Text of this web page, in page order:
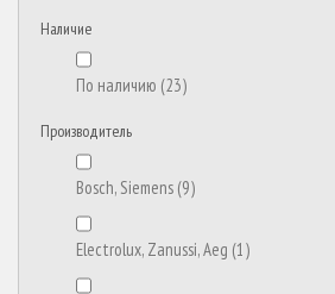
Наличие
По наличию (23)
Производитель
Bosch, Siemens (9)
Electrolux, Zanussi, Aeg (1)